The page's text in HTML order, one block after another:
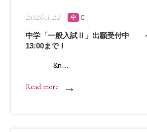
2026.1.22 中
中学「一般入試Ⅱ」出願受付中 ～
13:00まで！
&n…
Read more